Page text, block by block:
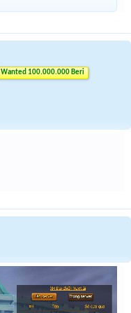
Wanted 100.000.000 Beri